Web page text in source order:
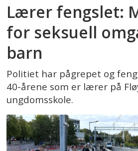
Lærer fengslet:
for seksuell
barn
Politiet har pågrepet og
40-årene som er lærer på
ungdomsskole.